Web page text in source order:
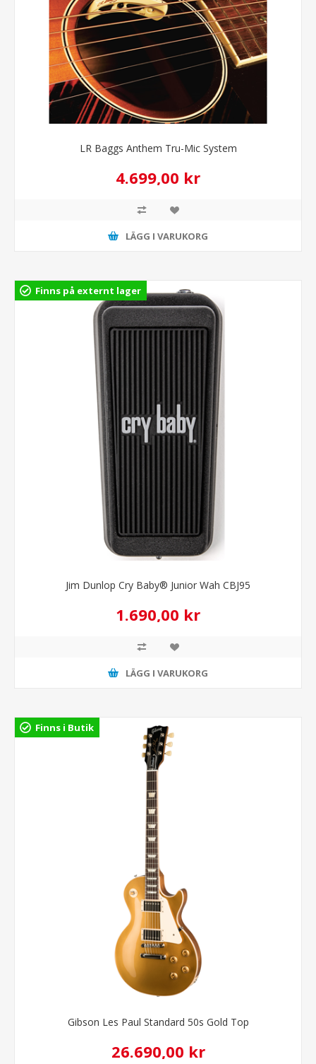
LR Baggs Anthem Tru-Mic System
4.699,00 kr
LÄGG I VARUKORG
Finns på externt lager
Jim Dunlop Cry Baby® Junior Wah CBJ95
1.690,00 kr
LÄGG I VARUKORG
Finns i Butik
Gibson Les Paul Standard 50s Gold Top
26.690,00 kr